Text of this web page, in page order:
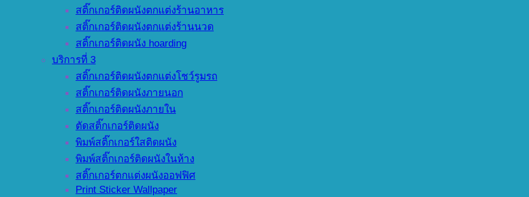
สติ๊กเกอร์ติดผนังตกแต่งร้านอาหาร
สติ๊กเกอร์ติดผนังตกแต่งร้านนวด
สติ๊กเกอร์ติดผนัง hoarding
บริการที่ 3
สติ๊กเกอร์ติดผนังตกแต่งโชว์รูมรถ
สติ๊กเกอร์ติดผนังภายนอก
สติ๊กเกอร์ติดผนังภายใน
ตัดสติ๊กเกอร์ติดผนัง
พิมพ์สติ๊กเกอร์ใสติดผนัง
พิมพ์สติ๊กเกอร์ติดผนังในห้าง
สติ๊กเกอร์ตกแต่งผนังออฟฟิศ
Print Sticker Wallpaper